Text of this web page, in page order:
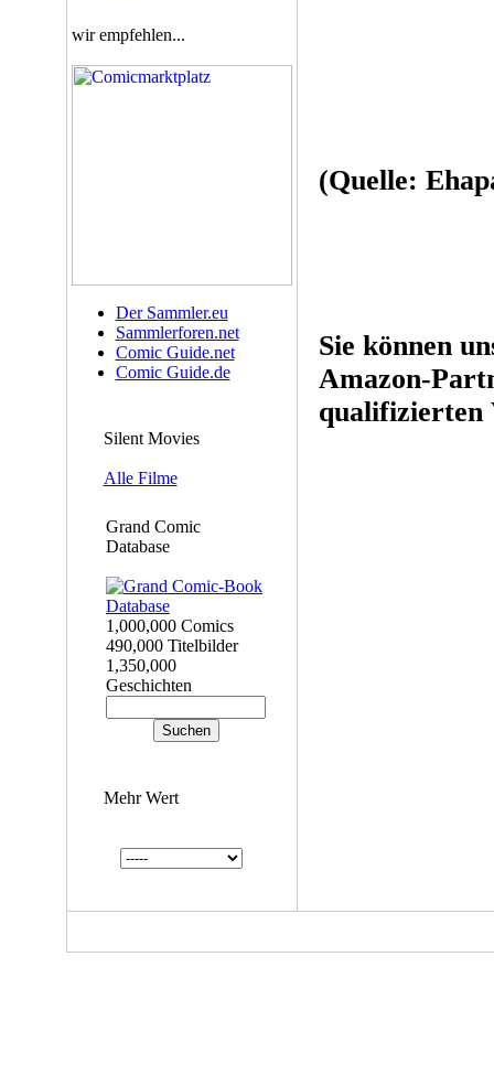
wir empfehlen...
Der Sammler.eu
Sammlerforen.net
Comic Guide.net
Comic Guide.de
Silent Movies
Alle Filme
Grand Comic
Database
1,000,000 Comics
490,000 Titelbilder
1,350,000
Geschichten
Mehr Wert
(Quelle:
Sie können
Amazon-
qualifizierten